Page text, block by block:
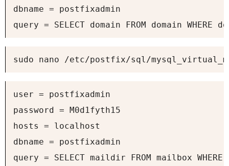
dbname = postfixadmin
query = SELECT domain FROM domain
sudo nano /etc/postfix/sql/
user = postfixadmin
password = M0d1fyth15
hosts = localhost
dbname = postfixadmin
query = SELECT maildir FROM mailbox